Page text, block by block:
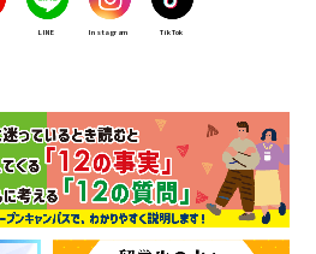
LINE Instagram TikTok